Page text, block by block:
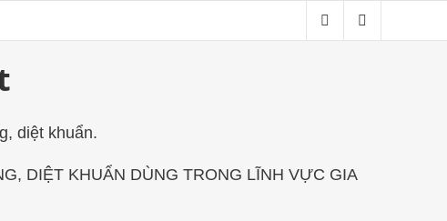
diệt khuẩn.
DIỆT KHUẨN DÙNG TRONG LĨNH VỰC GIA